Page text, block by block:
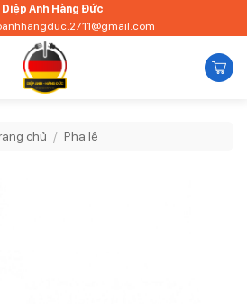
Diệp Anh Hàng Đức
chủ / Pha lê